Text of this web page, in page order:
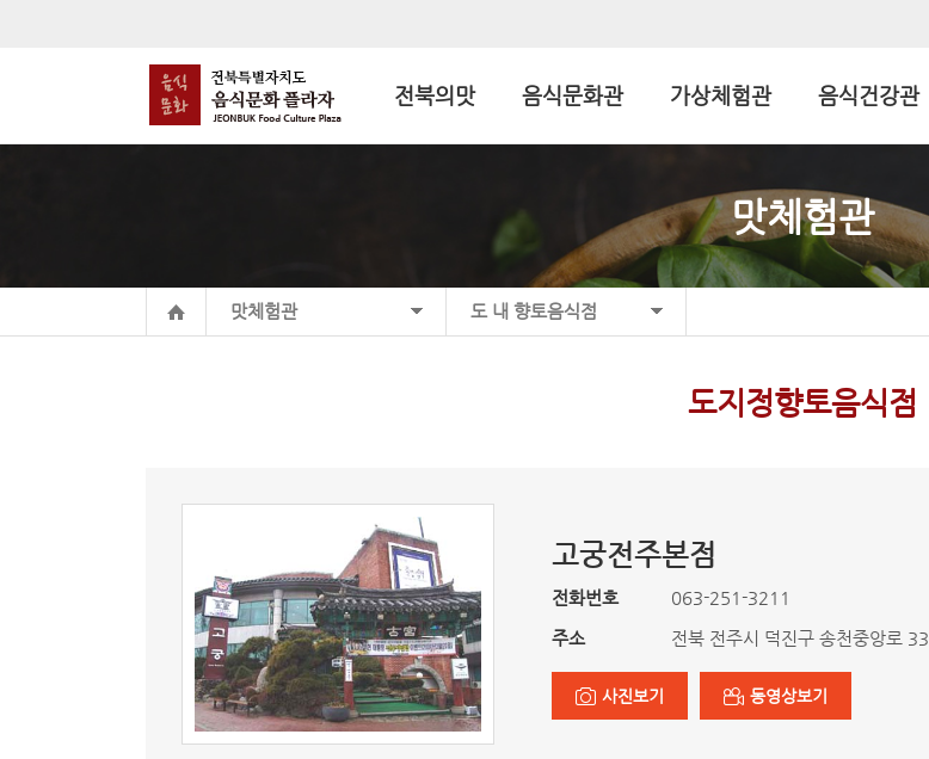
전북의맛 음식문화관 가상체험관 음식건강관
맛체험관
맛체험관 도 내 향토음식점
도지정향토음식점
고궁전주본점
전화번호
063-251-3211
주소
전북 전주시 덕진구 송천중앙로 33
사진보기 동영상보기